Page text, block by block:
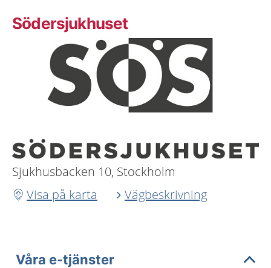
Södersjukhuset
Sjukhusbacken 10, Stockholm
Visa på karta
Vägbeskrivning
Våra e-tjänster